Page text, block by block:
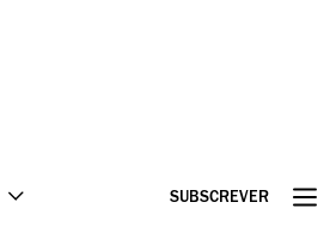
SUBSCREVER